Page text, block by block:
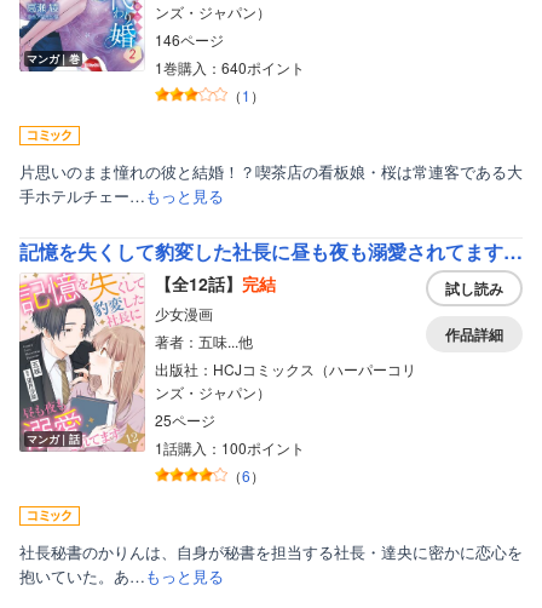
マンガ｜巻
ンズ・ジャパン）
146ページ
1巻購入：640ポイント
（1 ）
片思いのまま憧れの彼と結婚！？喫茶店の看板娘・桜は常連客である大
手ホテルチェー…もっと見る
記憶を失くして豹変した社長に昼も夜も溺愛されてます【分冊版】
マンガ｜話
【全12話】 完結
少女漫画
著者：五味...他
出版社：HCJコミックス（ハーパーコリ
ンズ・ジャパン）
25ページ
1話購入：100ポイント
（6）
試し読み
作品詳細
社長秘書のかりんは、自身が秘書を担当する社長・達央に密かに恋心を
抱いていた。あ…もっと見る